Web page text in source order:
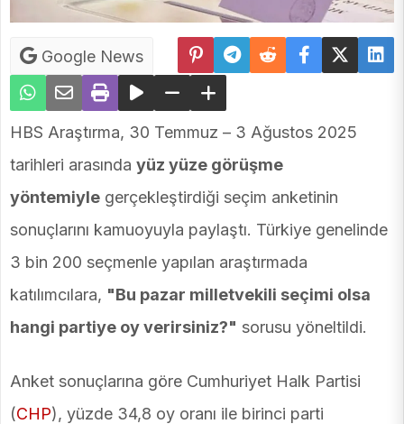
Google News
HBS Araştırma, 30 Temmuz – 3 Ağustos 2025
tarihleri arasında yüz yüze görüşme
yöntemiyle gerçekleştirdiği seçim anketinin
sonuçlarını kamuoyuyla paylaştı. Türkiye genelinde
3 bin 200 seçmenle yapılan araştırmada
katılımcılara, "Bu pazar milletvekili seçimi olsa
hangi partiye oy verirsiniz?" sorusu yöneltildi.
Anket sonuçlarına göre Cumhuriyet Halk Partisi
(CHP), yüzde 34,8 oy oranı ile birinci parti